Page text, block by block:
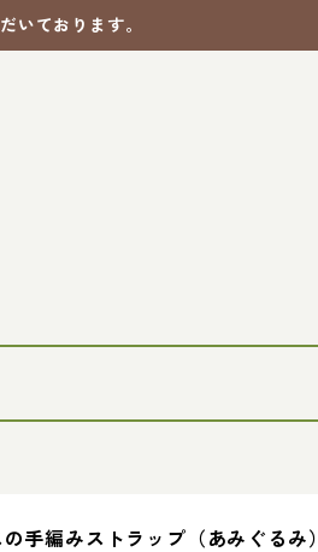
いております。
手編みストラップ（あみぐるみ）